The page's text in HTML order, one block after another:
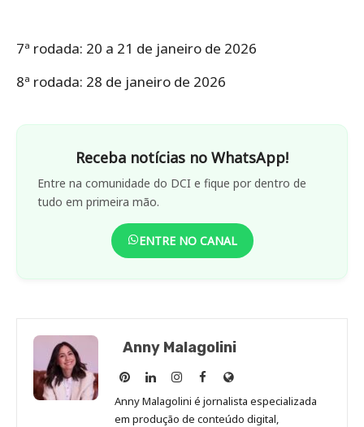
7ª rodada: 20 a 21 de janeiro de 2026
8ª rodada: 28 de janeiro de 2026
Receba notícias no WhatsApp!
Entre na comunidade do DCI e fique por dentro de
tudo em primeira mão.
ENTRE NO CANAL
Anny Malagolini
Anny
Malagolini
no
Anny
Malagolini
no
Anny
Malagolini
no
Anny
Malagolini
no
Site
de
Anny
Anny Malagolini é jornalista especializada
em produção de conteúdo digital,